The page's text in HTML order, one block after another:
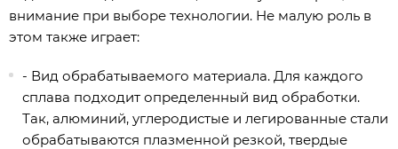
внимание при выборе технологии. Не малую роль в
этом также играет:
- Вид обрабатываемого материала. Для каждого
сплава подходит определенный вид обработки.
Так, алюминий, углеродистые и легированные стали
обрабатываются плазменной резкой, твердые